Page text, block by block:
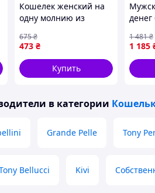
Кошелек женский на
одну молнию из
19028 Синий
473 ₴
675₴
Купить
денег
2026
1 185
1 481₴
в категории
Grande Pelle Tony
Bellucci Kivi